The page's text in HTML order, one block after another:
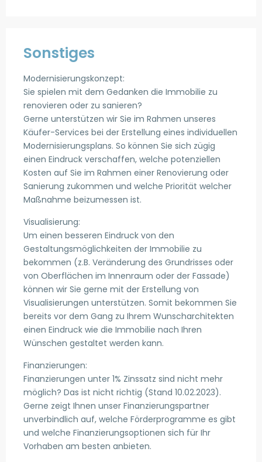
Sonstiges
Modernisierungskonzept:
Sie spielen mit dem Gedanken die Immobilie zu
renovieren oder zu sanieren?
Gerne unterstützen wir Sie im Rahmen unseres
Käufer-Services bei der Erstellung eines individuellen
Modernisierungsplans. So können Sie sich zügig
einen Eindruck verschaffen, welche potenziellen
Kosten auf Sie im Rahmen einer Renovierung oder
Sanierung zukommen und welche Priorität welcher
Maßnahme beizumessen ist.
Visualisierung:
Um einen besseren Eindruck von den
Gestaltungsmöglichkeiten der Immobilie zu
bekommen (z.B. Veränderung des Grundrisses oder
von Oberflächen im Innenraum oder der Fassade)
können wir Sie gerne mit der Erstellung von
Visualisierungen unterstützen. Somit bekommen Sie
bereits vor dem Gang zu Ihrem Wunscharchitekten
einen Eindruck wie die Immobilie nach Ihren
Wünschen gestaltet werden kann.
Finanzierungen:
Finanzierungen unter 1% Zinssatz sind nicht mehr
möglich? Das ist nicht richtig (Stand 10.02.2023).
Gerne zeigt Ihnen unser Finanzierungspartner
unverbindlich auf, welche Förderprogramme es gibt
und welche Finanzierungsoptionen sich für Ihr
Vorhaben am besten anbieten.